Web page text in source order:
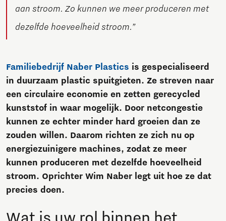
aan stroom. Zo kunnen we meer produceren met
dezelfde hoeveelheid stroom.”
Familiebedrijf Naber Plastics is gespecialiseerd
in duurzaam plastic spuitgieten. Ze streven naar
een circulaire economie en zetten gerecycled
kunststof in waar mogelijk. Door netcongestie
kunnen ze echter minder hard groeien dan ze
zouden willen. Daarom richten ze zich nu op
energiezuinigere machines, zodat ze meer
kunnen produceren met dezelfde hoeveelheid
stroom. Oprichter Wim Naber legt uit hoe ze dat
precies doen.